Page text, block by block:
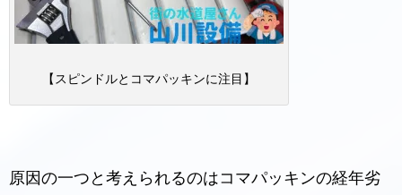
【スピンドルとコマパッキンに注目】
原因の一つと考えられるのはコマパッキンの経年劣